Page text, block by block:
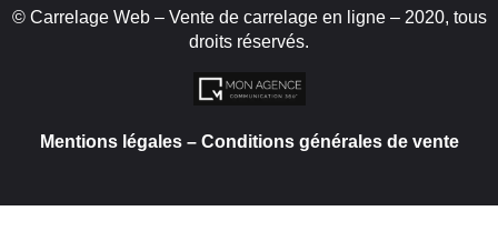
© Carrelage Web – Vente de carrelage en ligne – 2020, tous
droits réservés.
Mentions légales– Conditions générales de vente